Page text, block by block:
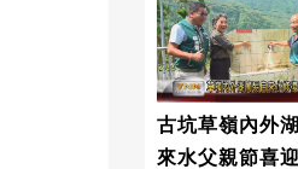
古坑草嶺內外
來水父親節喜